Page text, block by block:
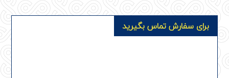
برای سفارش تماس بگیرید